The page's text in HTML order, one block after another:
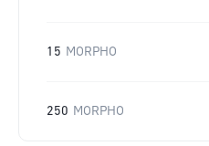
15 MORPHO
250 MORPHO